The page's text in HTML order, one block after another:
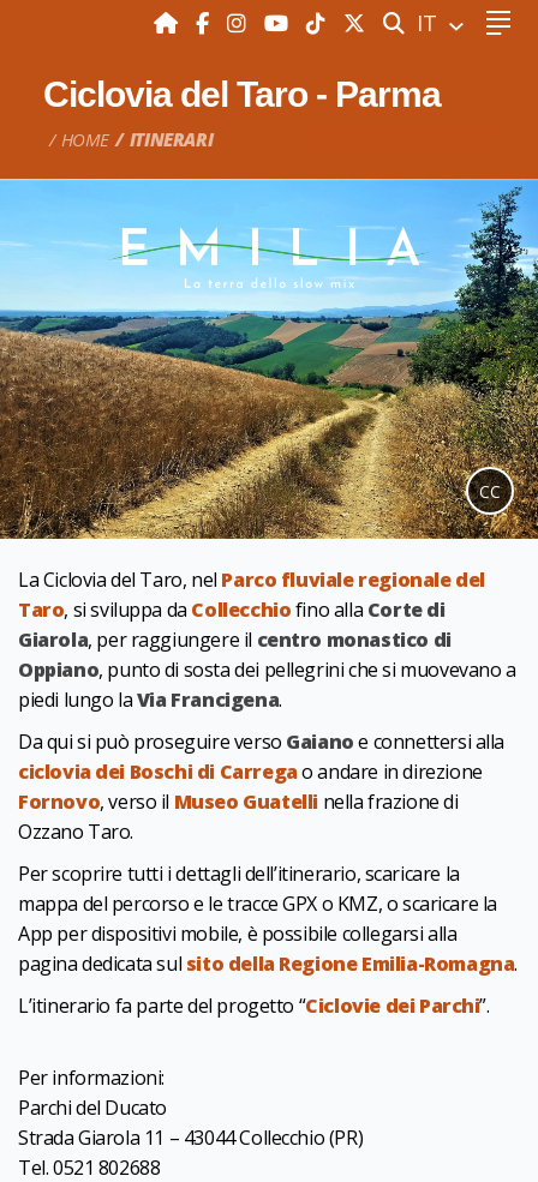
CERCA
IT
Ciclovia del Taro - Parma
HOME ITINERARI
CC
La Ciclovia del Taro, nel Parco fluviale regionale del
Taro, si sviluppa da Collecchiofino alla Corte di
Giarola, per raggiungere il centro monastico di
Oppiano, punto di sosta dei pellegrini che si muovevano a
piedi lungo laVia Francigena.
Da qui si può proseguire verso Gaianoe connettersi alla
ciclovia dei Boschi di Carregao andare in direzione
Fornovo, verso il Museo Guatelli nella frazione di
Ozzano Taro.
Per scoprire tutti i dettagli dell’itinerario, scaricare la
mappa del percorso e le tracce GPX o KMZ, o scaricare la
App per dispositivi mobile, è possibile collegarsi alla
pagina dedicata sul sito della Regione Emilia-Romagna.
L’itinerario fa parte del progetto “Ciclovie dei Parchi”.
Per informazioni:
Parchi del Ducato
Strada Giarola 11 – 43044 Collecchio (PR)
Tel. 0521 802688